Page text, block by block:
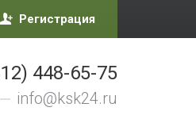
Регистрация
448-65-75
info@ksk24.ru